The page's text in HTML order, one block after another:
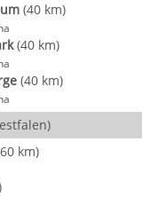
(40 km)
(40 km)
(40 km)
km)